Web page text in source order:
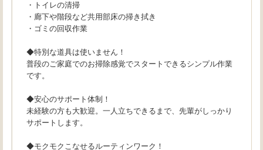
・トイレの清掃
・廊下や階段など共用部床の掃き拭き
・ゴミの回収作業
◆特別な道具は使いません！
普段のご家庭でのお掃除感覚でスタートできるシンプル作業
です。
◆安心のサポート体制！
未経験の方も大歓迎。一人立ちできるまで、先輩がしっかり
サポートします。
◆モクモクこなせるルーティンワーク！